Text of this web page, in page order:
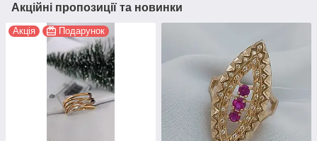
Акційні пропозиції та новинки
Акція Подарунок